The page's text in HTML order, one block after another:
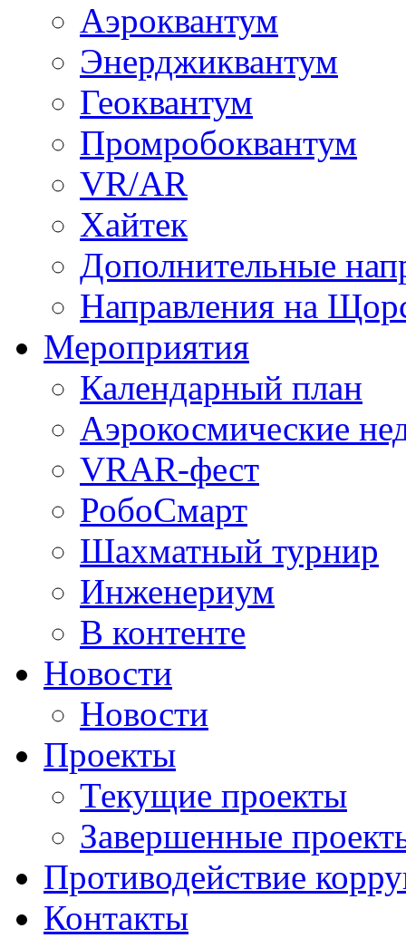
Аэроквантум
Энерджиквантум
Геоквантум
Промробоквантум
VR/AR
Хайтек
Дополнительные
Направления на
Мероприятия
Календарный план
Аэрокосмические
VRAR-фест
РобоСмарт
Шахматный турнир
Инженериум
В контенте
Новости
Новости
Проекты
Текущие проекты
Завершенные
Противодействие
Контакты